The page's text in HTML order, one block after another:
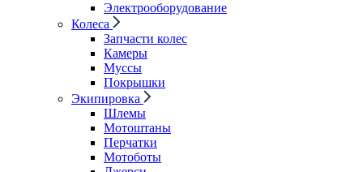
Электрооборудование
Колеса
Запчасти колес
Камеры
Муссы
Покрышки
Экипировка
Шлемы
Мотоштаны
Перчатки
Мотоботы